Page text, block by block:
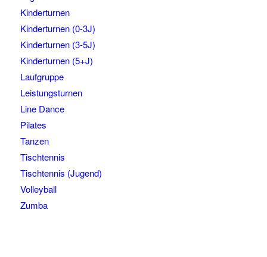
Kinderturnen
Kinderturnen (0-3J)
Kinderturnen (3-5J)
Kinderturnen (5+J)
Laufgruppe
Leistungsturnen
Line Dance
Pilates
Tanzen
Tischtennis
Tischtennis (Jugend)
Volleyball
Zumba